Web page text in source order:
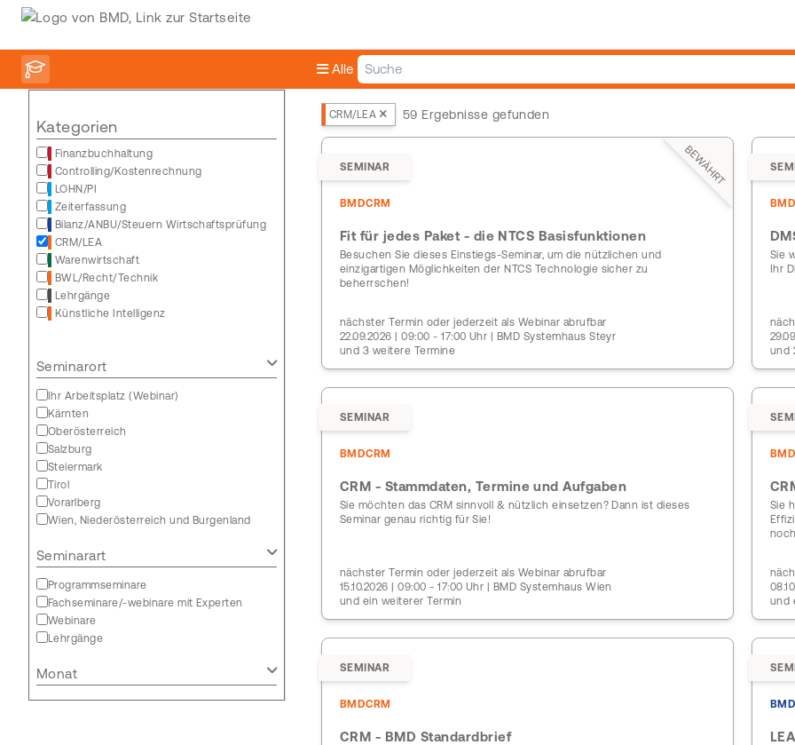
Alle
Kategorien
Finanzbuchhaltung
Controlling/Kostenrechnung
LOHN/PI
Zeiterfassung
Bilanz/ANBU/Steuern Wirtschaftsprüfung
CRM/LEA
Warenwirtschaft
BWL/Recht/Technik
Lehrgänge
Künstliche Intelligenz
Seminarort
Ihr Arbeitsplatz (Webinar)
Kärnten
Oberösterreich
Salzburg
Steiermark
Tirol
Vorarlberg
Wien, Niederösterreich und Burgenland
Seminarart
Programmseminare
Fachseminare/-webinare mit Experten
Webinare
Lehrgänge
Monat
CRM/LEA 59 Ergebnisse gefunden
BEWÄHRT
SEMINAR
BMDCRM
Fit für jedes Paket - die NTCS Basisfunktionen
Besuchen Sie dieses Einstiegs-Seminar, um die nützlichen und
einzigartigen Möglichkeiten der NTCS Technologie sicher zu
beherrschen!
nächster Termin oder jederzeit als Webinar abrufbar
22.09.2026 | 09:00 - 17:00 Uhr | BMD Systemhaus Steyr
und 3 weitere Termine
Sie
Ihr
und
SEMINAR
BMDCRM
CRM - Stammdaten, Termine und Aufgaben
Sie möchten das CRM sinnvoll & nützlich einsetzen? Dann ist dieses
Seminar genau richtig für Sie!
nächster Termin oder jederzeit als Webinar abrufbar
15.10.2026 | 09:00 - 17:00 Uhr | BMD Systemhaus Wien
und ein weiterer Termin
Sie
und
SEMINAR
BMDCRM
CRM - BMD Standardbrief